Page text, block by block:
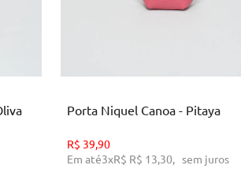
Porta Niquel Canoa - Pitaya
R$ 39,90
Em até3xR$ R$ 13,30, sem juros